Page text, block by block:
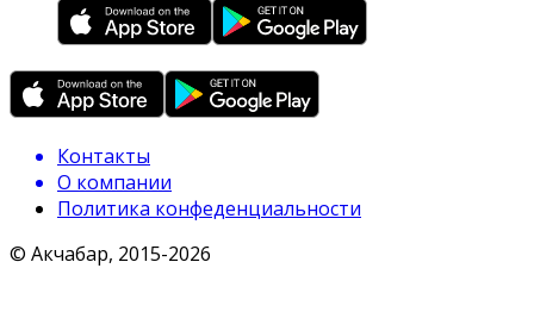
Контакты
О компании
Политика конфеденциальности
© Акчабар, 2015-2026